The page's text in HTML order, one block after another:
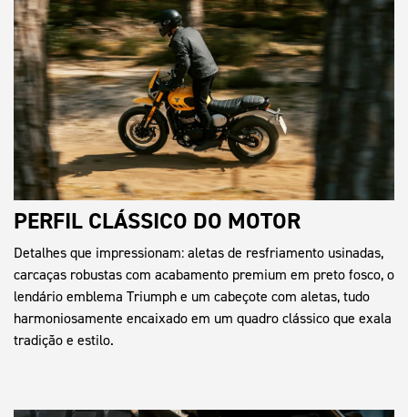
PERFIL CLÁSSICO DO MOTOR
Detalhes que impressionam: aletas de resfriamento usinadas,
carcaças robustas com acabamento premium em preto fosco, o
lendário emblema Triumph e um cabeçote com aletas, tudo
harmoniosamente encaixado em um quadro clássico que exala
tradição e estilo.